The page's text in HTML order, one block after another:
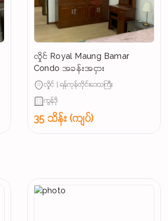
လှိုင် Royal Maung Bamar
Condo အခန်းအငှား
လှိုင် | ရန်ကုန်တိုင်းဒေသကြီး
ကွန်ဒို
35 သိန်း (ကျပ်)